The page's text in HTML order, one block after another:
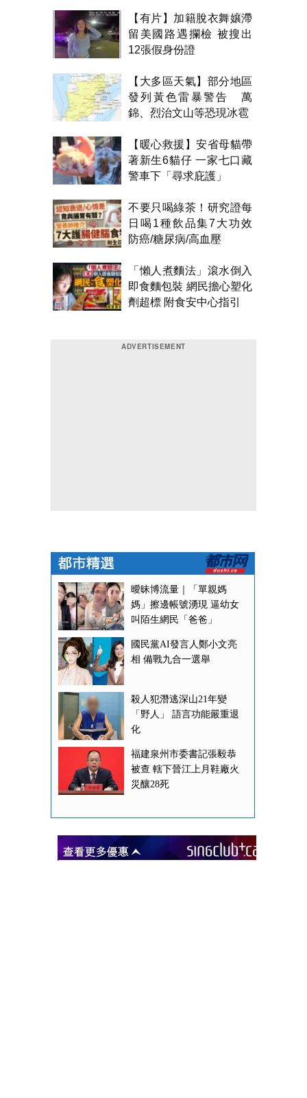
【有片】加籍脫衣舞孃滯
留美國路遇攔檢 被搜出
12張假身份證
【大多區天氣】部分地區
發列黃色雷暴警告 萬
錦、烈治文山等恐現冰雹
【暖心救援】安省母貓帶
著新生6貓仔 一家七口藏
警車下「尋求庇護」
不要只喝綠茶！研究證每
日喝1種飲品集7大功效
防癌/糖尿病/高血壓
「懶人煮麵法」滾水倒入
即食麵包裝 網民擔心塑化
劑超標 附食安中心指引